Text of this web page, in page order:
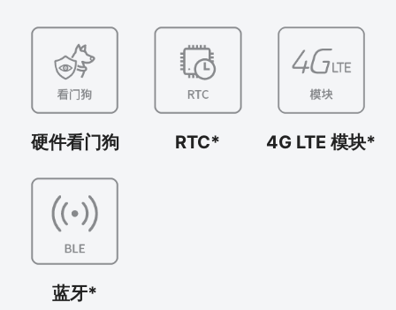
硬件看门狗 RTC* 4G LTE 模块*
蓝牙*